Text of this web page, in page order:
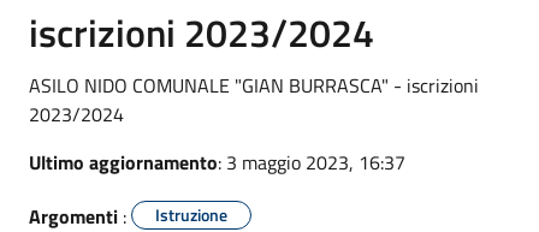
iscrizioni 2023/2024
ASILO NIDO COMUNALE "GIAN BURRASCA" - iscrizioni
2023/2024
Ultimo aggiornamento: 3 maggio 2023, 16:37
Argomenti : Istruzione